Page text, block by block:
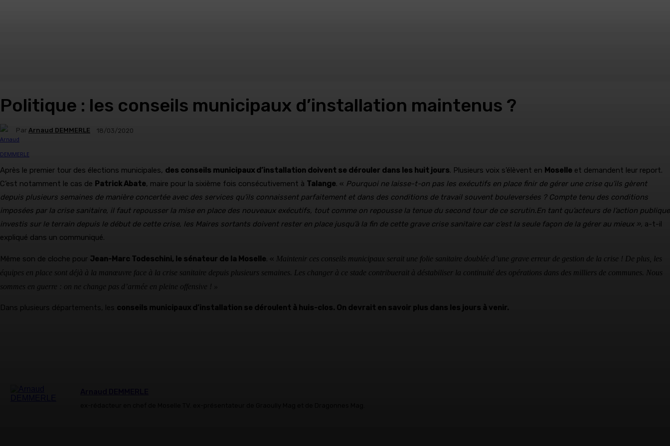
Politique : les conseils municipaux d’installation maintenus ?
Par Arnaud DEMMERLE 18/03/2020
Après le premier tour des élections municipales, des conseils municipaux d’installation doivent se dérouler dans les huit jours. Plusieurs voix s’élèvent en Moselle et demandent leur report.
C’est notamment le cas de Patrick Abate, maire pour la sixième fois consécutivement à Talange. « Pourquoi ne laisse-t-on pas les exécutifs en place finir de gérer une crise qu’ils gèrent
depuis plusieurs semaines de manière concertée avec des services qu’ils connaissent parfaitement et dans des conditions de travail souvent bouleversées ? Compte tenu des conditions
imposées par la crise sanitaire, il faut repousser la mise en place des nouveaux exécutifs, tout comme on repousse la tenue du second tour de ce scrutin.En tant qu’acteurs de l’action publique
investis sur le terrain depuis le début de cette crise, les Maires sortants doivent rester en place jusqu’à la fin de cette grave crise sanitaire car c’est la seule façon de la gérer au mieux », a-t-il
expliqué dans un communiqué.
Même son de cloche pour Jean-Marc Todeschini, le sénateur de la Moselle. « Maintenir ces conseils municipaux serait une folie sanitaire doublée d’une grave erreur de gestion de la crise ! De plus, les
équipes en place sont déjà à la manœuvre face à la crise sanitaire depuis plusieurs semaines. Les changer à ce stade contribuerait à déstabiliser la continuité des opérations dans des milliers de communes. Nous
sommes en guerre : on ne change pas d’armée en pleine offensive ! »
Dans plusieurs départements, les conseils municipaux d’installation se déroulent à huis-clos. On devrait en savoir plus dans les jours à venir.